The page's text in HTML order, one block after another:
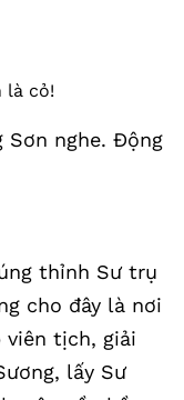
là cỏ!
nghe. Động
thỉnh Sư trụ
cho đây là nơi
viên tịch, giải
lấy Sư